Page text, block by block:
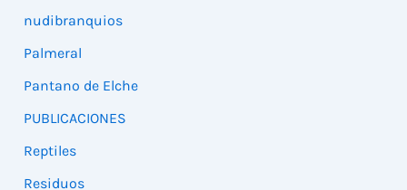
nudibranquios
Palmeral
Pantano de Elche
PUBLICACIONES
Reptiles
Residuos